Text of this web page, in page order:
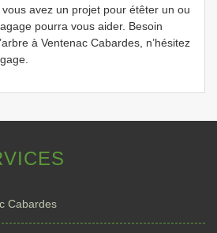
avez un projet pour étêter un ou
pourra vous aider. Besoin
à Ventenac Cabardes, n’hésitez
Cabardes